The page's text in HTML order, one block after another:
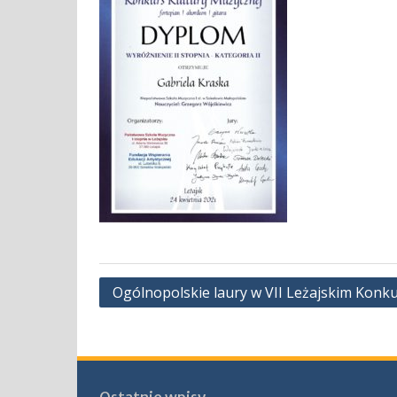
Nawigacja
Ogólnopolskie laury w VII Leżajskim